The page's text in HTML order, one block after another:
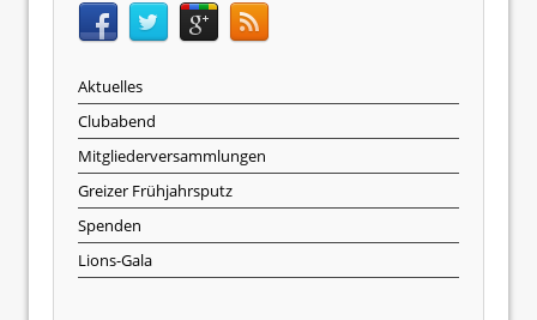
Aktuelles
Clubabend
Mitgliederversammlungen
Greizer Frühjahrsputz
Spenden
Lions-Gala